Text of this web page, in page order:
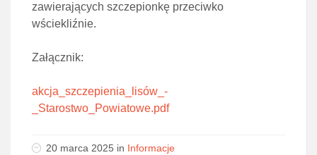
zawierających szczepionkę przeciwko
wściekliźnie.
Załącznik:
akcja_szczepienia_lisów_-
_Starostwo_Powiatowe.pdf
20 marca 2025 in Informacje